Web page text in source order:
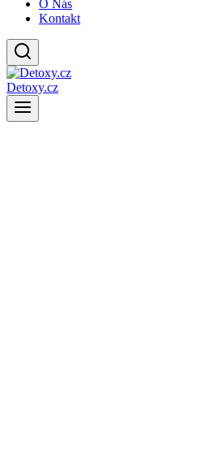
O Nás
Kontakt
Detoxy.cz